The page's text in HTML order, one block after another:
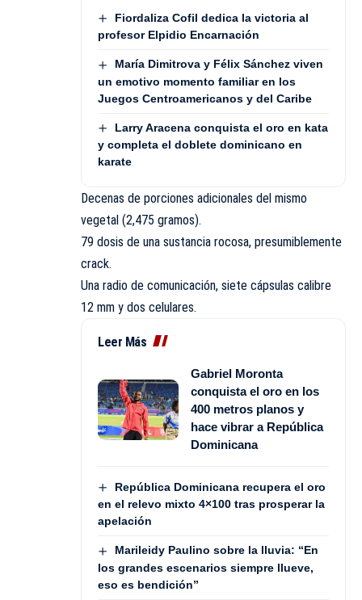
Fiordaliza Cofil dedica la victoria al
profesor Elpidio Encarnación
María Dimitrova y Félix Sánchez viven
un emotivo momento familiar en los
Juegos Centroamericanos y del Caribe
Larry Aracena conquista el oro en kata
y completa el doblete dominicano en
karate
Decenas de porciones adicionales del mismo
vegetal (2,475 gramos).
79 dosis de una sustancia rocosa, presumiblemente
crack.
Una radio de comunicación, siete cápsulas calibre
12 mm y dos celulares.
Leer Más
Gabriel Moronta
conquista el oro en los
400 metros planos y
hace vibrar a República
Dominicana
República Dominicana recupera el oro
en el relevo mixto 4×100 tras prosperar la
apelación
Marileidy Paulino sobre la lluvia: “En
los grandes escenarios siempre llueve,
eso es bendición”